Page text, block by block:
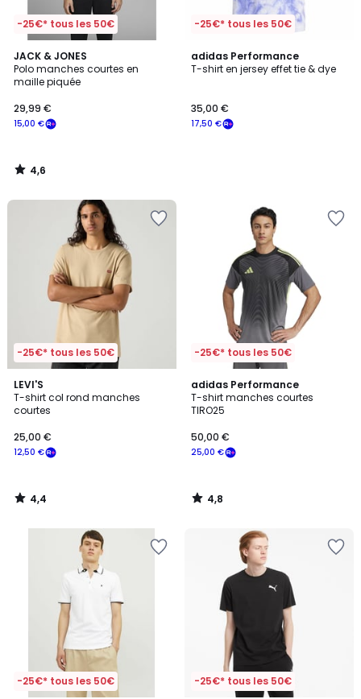
-25€* tous les 50€
JACK & JONES
Polo manches courtes en
maille piquée
15,00 €
29,99 €
4,6
/ 5
4,6
/
-25€* tous les 50€
adidas Performance
T-shirt en jersey effet tie & dye
17,50 €
35,00 €
-25€* tous les 50€
LEVI'S
T-shirt col rond manches
courtes
12,50 €
25,00 €
4,4
/ 5
4,4
/
-25€* tous les 50€
adidas Performance
T-shirt manches courtes
TIRO25
25,00 €
50,00 €
4,8
/ 5
4,8
/
-25€* tous les 50€ -25€* tous les 50€